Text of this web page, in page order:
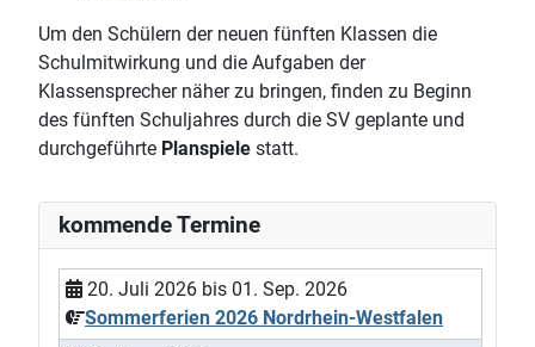
Um den Schülern der neuen fünften Klassen die
Schulmitwirkung und die Aufgaben der
Klassensprecher näher zu bringen, finden zu Beginn
des fünften Schuljahres durch die SV geplante und
durchgeführte Planspiele statt.
kommende Termine
20. Juli 2026 bis 01. Sep. 2026
Sommerferien 2026 Nordrhein-Westfalen